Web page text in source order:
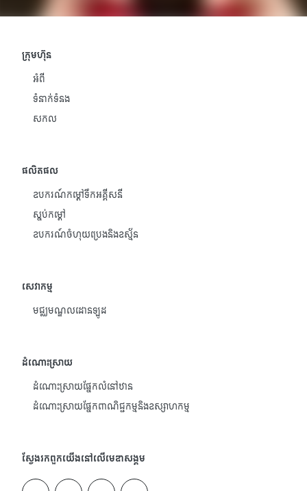
ក្រុមហ៊ុន
អំពី
ទំនាក់ទំនង
សកល
ផលិតផល
ឧបករណ៍កម្តៅទឹកអគ្គីសនី
ស្នប់កម្ដៅ
ឧបករណ៍ចំហុយប្រេងនិងឧស្ម័ន
សេវាកម្ម
មជ្ឈមណ្ឌលដោនឡូដ
ដំណោះស្រាយ
ដំណោះស្រាយផ្នែកលំនៅឋាន
ដំណោះស្រាយផ្នែកពាណិជ្ជកម្មនិងឧស្សាហកម្ម
ស្វែងរកពួកយើងនៅលើមេឌាសង្គម